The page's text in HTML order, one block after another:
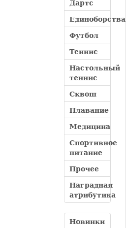
Дартс
Единоборства
Футбол
Теннис
Настольный
теннис
Сквош
Плавание
Медицина
Спортивное
питание
Прочее
Наградная
атрибутика
Новинки